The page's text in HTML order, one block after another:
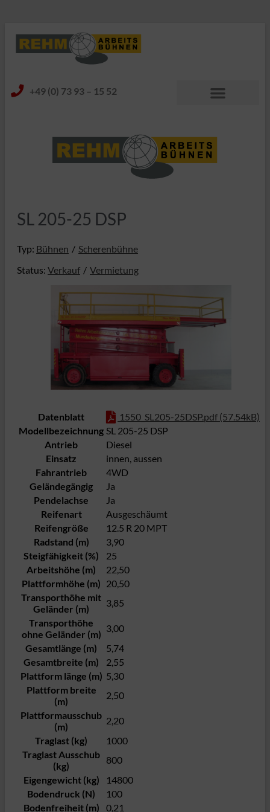
+49 (0) 73 93 – 15 52
SL 205-25 DSP
Typ: Bühnen
Scherenbühne
Status: Verkauf Vermietung
Datenblatt
1550_SL205-25DSP.pdf (57.54kB)
Modellbezeichnung SL 205-25 DSP
Antrieb
Diesel
Einsatz
innen, aussen
Fahrantrieb
4WD
Geländegängig
Ja
Pendelachse
Ja
Reifenart
Ausgeschäumt
Reifengröße
12.5 R 20 MPT
Radstand (m)
3,90
Steigfähigkeit (%)
25
Arbeitshöhe (m)
22,50
Plattformhöhe (m) 20,50
Transporthöhe mit
Geländer (m)
3,85
Transporthöhe
ohne Geländer (m)
3,00
Gesamtlänge (m)
5,74
Gesamtbreite (m)
2,55
Plattform länge (m) 5,30
Plattform breite
(m)
2,50
Plattformausschub
(m)
2,20
Traglast (kg)
1000
Traglast Ausschub
(kg)
800
Eigengewicht (kg)
14800
Bodendruck (N)
100
Bodenfreiheit (m)
0,21